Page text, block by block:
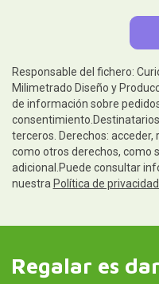
Responsable del fichero:
Milimetrado Diseño y
de información sobre
terceros. Derechos:
como otros derechos, como
adicional.Puede consultar
nuestra Política de
Regalar es